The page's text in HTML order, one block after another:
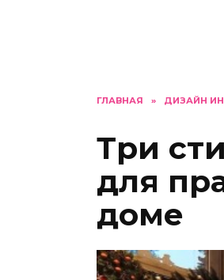
ГЛАВНАЯ » ДИЗАЙН
Три
для
доме